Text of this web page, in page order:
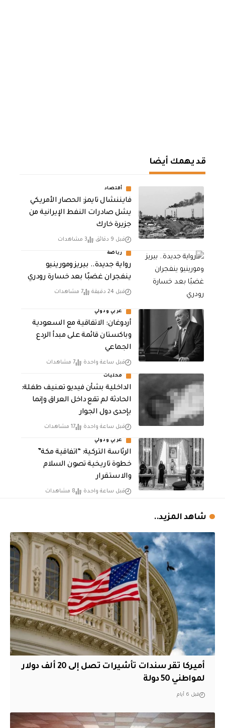
قد يهمك أيضا
أقتصاد
فايننشال تايمز: الحصار الأمريكي
يشل صادرات النفط الإيرانية من
جزيرة خارك
قبل 9 دقائق 3 مشاهدات
رياضة
رواية جديدة.. بيريز ومورينيو
ينفجران غضبًا بعد خسارة رودري
قبل 24 دقيقة 7 مشاهدات
عربي ودولي
أردوغان: الاتفاقية مع السعودية
وباكستان قائمة على مبدأ الردع
الجماعي
قبل ساعة واحدة 7 مشاهدات
محليات
الداخلية بشأن فيديو تعنيف طفلة:
الحادثة لم تقع داخل العراق وإنما
بإحدى دول الجوار
قبل ساعة واحدة 17 مشاهدات
عربي ودولي
الرئاسة التركية: “اتفاقية مكة”
خطوة تاريخية تصون السلام
والاستقرار
قبل ساعة واحدة 8 مشاهدات
شاهد المزيد..
أميركا تقر سندات تأشيرات تصل إلى 20 ألف دولار
لمواطني 50 دولة
قبل 6 أيام